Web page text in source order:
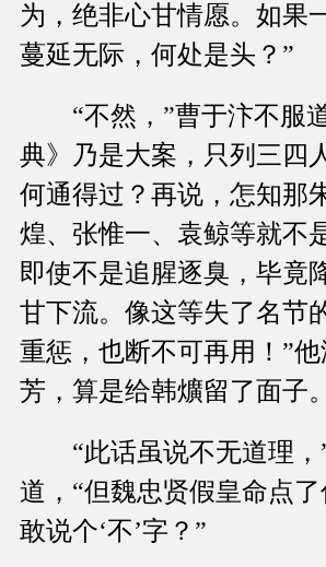
为，绝非心甘情愿。如果
蔓延无际，何处是头？”
“不然，”曹于汴不服
典》乃是大案，只列三四
何通得过？再说，怎知那
煌、张惟一、袁鲸等就不
即使不是追腥逐臭，毕竟
甘下流。像这等失了名节
重惩，也断不可再用！”
芳，算是给韩爌留了面子。
“此话虽说不无道理，
道，“但魏忠贤假皇命点
敢说个‘不’字？”